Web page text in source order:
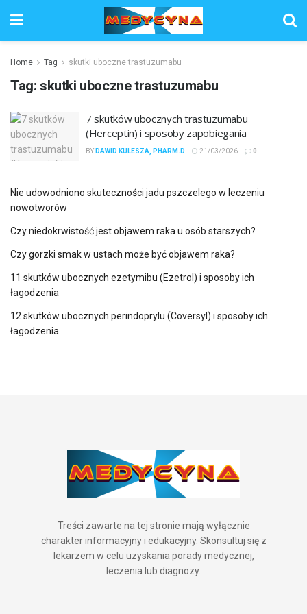
Home Tag skutki uboczne trastuzumabu
Tag: skutki uboczne trastuzumabu
7 skutków ubocznych trastuzumabu
(Herceptin) i sposoby zapobiegania
BY DAWID KULESZA, PHARM.D 21/03/2026 0
Nie udowodniono skuteczności jadu pszczelego w leczeniu
nowotworów
Czy niedokrwistość jest objawem raka u osób starszych?
Czy gorzki smak w ustach może być objawem raka?
11 skutków ubocznych ezetymibu (Ezetrol) i sposoby ich
łagodzenia
12 skutków ubocznych perindoprylu (Coversyl) i sposoby ich
łagodzenia
Treści zawarte na tej stronie mają wyłącznie
charakter informacyjny i edukacyjny. Skonsultuj się z
lekarzem w celu uzyskania porady medycznej,
leczenia lub diagnozy.